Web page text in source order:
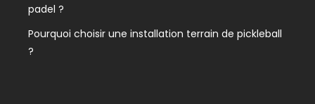
padel ?
Pourquoi choisir une installation terrain de pickleball
?